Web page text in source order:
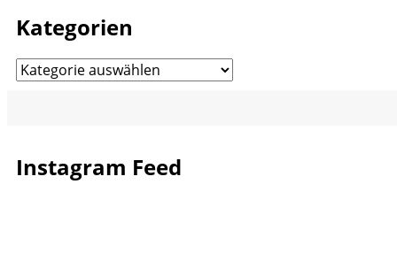
Kategorien
Kategorien
Instagram Feed